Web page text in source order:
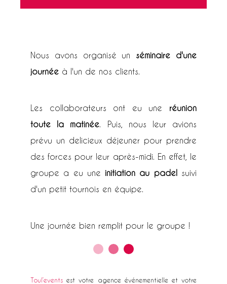
Nous avons organisé un séminaire d'une
journée à l'un de nos clients.
Les collaborateurs ont eu une réunion
toute la matinée. Puis, nous leur avions
prévu un delicieux déjeuner pour prendre
des forces pour leur après-midi. En effet, le
groupe a eu uneinitiation au padelsuivi
d'un petit tournois en équipe.
Une journée bien remplit pour le groupe !
Toul’events est votre agence événementielle et votre